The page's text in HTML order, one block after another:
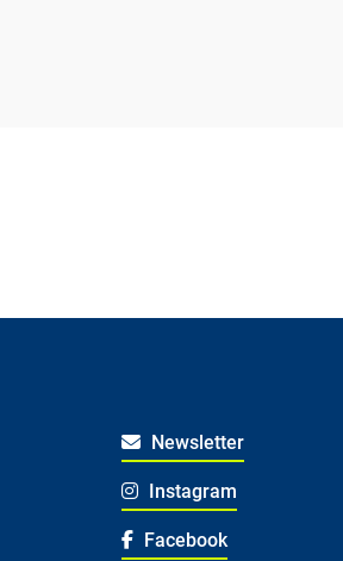
Newsletter
Instagram
Facebook